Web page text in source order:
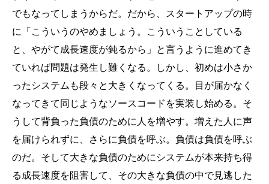
でもなってしまうからだ。だから、スタートアップの時
に「こういうのやめましょう。こういうことしている
と、やがて成長速度が鈍るから」と言うように進めてき
ていれば問題は発生し難くなる。しかし、初めは小さか
ったシステムも段々と大きくなってくる。目が届かなく
なってきて同じようなソースコードを実装し始める。そ
うして背負った負債のために人を増やす。増えた人に声
を届けられずに、さらに負債を呼ぶ。負債は負債を呼ぶ
のだ。そして大きな負債のためにシステムが本来持ち得
る成長速度を阻害して、その大きな負債の中で見逃した